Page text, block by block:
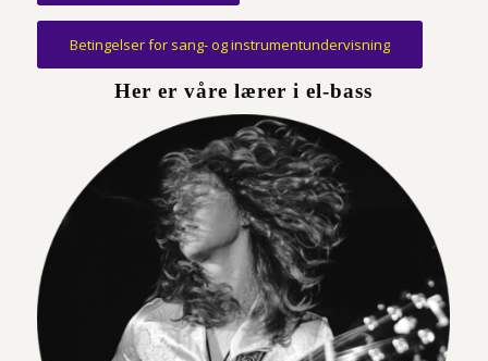
Betingelser for sang- og instrumentundervisning
Her er våre lærer i el-bass